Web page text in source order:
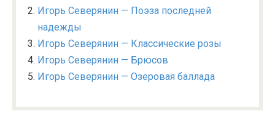
Игорь Северянин — Поэза последней
надежды
Игорь Северянин — Классические розы
Игорь Северянин — Брюсов
Игорь Северянин — Озеровая баллада